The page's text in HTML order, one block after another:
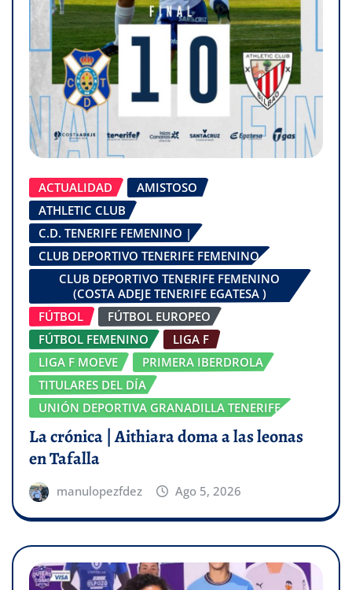
ACTUALIDAD
AMISTOSO
ATHLETIC CLUB
C.D. TENERIFE FEMENINO |
CLUB DEPORTIVO TENERIFE FEMENINO
CLUB DEPORTIVO TENERIFE FEMENINO
(COSTA ADEJE TENERIFE EGATESA )
FÚTBOL
FÚTBOL EUROPEO
FÚTBOL FEMENINO
LIGA F
LIGA F MOEVE
PRIMERA IBERDROLA
TITULARES DEL DÍA
UNIÓN DEPORTIVA GRANADILLA TENERIFE
La crónica | Aithiara doma a las leonas
en Tafalla
manulopezfdez Ago 5, 2026